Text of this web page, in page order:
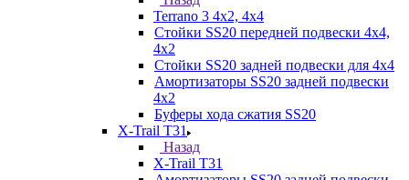
Terrano 3 4х2, 4х4
Стойки SS20 передней подвески 4х4,
4x2
Стойки SS20 задней подвески для 4х4
Амортизаторы SS20 задней подвески
4х2
Буферы хода сжатия SS20
X-Trail T31
Назад
X-Trail T31